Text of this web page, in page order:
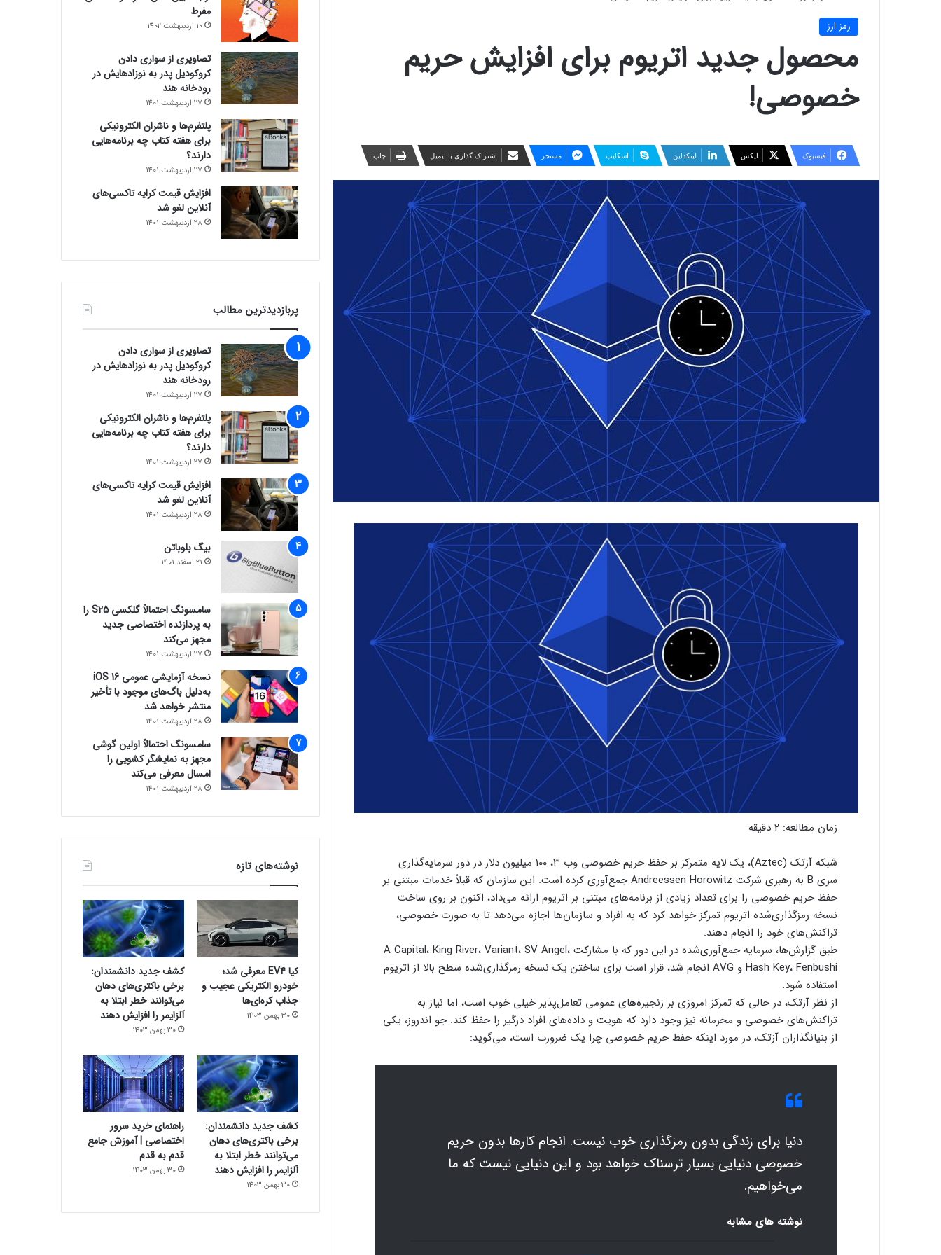
رمز ارز
محصول جدید اتریوم برای افزایش حریم
خصوصی!
فیسبوک ایکس لینکداین اسکایپ مسنجر اشتراک گذاری با ایمیل چاپ
زمان مطالعه: 2 دقیقه
شبکه آزتک (Aztec)، یک لایه متمرکز بر حفظ حریم خصوصی وب ۳، ۱۰۰ میلیون دلار در دور سرمایه‌گذاری
سری B به رهبری شرکت Andreessen Horowitz جمع‌آوری کرده است. این سازمان که قبلاً خدمات مبتنی بر
حفظ حریم خصوصی را برای تعداد زیادی از برنامه‌های مبتنی بر اتریوم ارائه می‌داد، اکنون بر روی ساخت
نسخه رمزگذاری‌شده اتریوم تمرکز خواهد کرد که به افراد و سازمان‌ها اجازه می‌دهد تا به صورت خصوصی،
تراکنش‌های خود را انجام دهند.
طبق گزارش‌ها، سرمایه جمع‌آوری‌شده در این دور که با مشارکت A Capital، King River، Variant، SV Angel،
Hash Key، Fenbushi و AVG انجام شد، قرار است برای ساختن یک نسخه رمزگذاری‌شده سطح بالا از اتریوم
استفاده شود.
از نظر آزتک، در حالی که تمرکز امروزی بر زنجیره‌های عمومی تعامل‌پذیر خیلی خوب است، اما نیاز به
تراکنش‌های خصوصی و محرمانه نیز وجود دارد که هویت و داده‌های افراد درگیر را حفظ کند. جو اندروز، یکی
از بنیانگذاران آزتک، در مورد اینکه حفظ حریم خصوصی چرا یک ضرورت است، می‌گوید:
دنیا برای زندگی بدون رمزگذاری خوب نیست. انجام کارها بدون حریم
خصوصی دنیایی بسیار ترسناک خواهد بود و این دنیایی نیست که ما
می‌خواهیم.
نوشته های مشابه
مفرط
10 اردیبهشت 1402
تصاویری از سواری دادن
کروکودیل پدر به نوزادهایش در
رودخانه هند
27 اردیبهشت 1401
پلتفرم‌ها و ناشران الکترونیکی
برای هفته کتاب چه برنامه‌هایی
دارند؟
27 اردیبهشت 1401
افزایش قیمت کرایه تاکسی‌های
آنلاین لغو شد
28 اردیبهشت 1401
پربازدیدترین مطالب
تصاویری از سواری دادن
کروکودیل پدر به نوزادهایش در
رودخانه هند
27 اردیبهشت 1401
پلتفرم‌ها و ناشران الکترونیکی
برای هفته کتاب چه برنامه‌هایی
دارند؟
27 اردیبهشت 1401
افزایش قیمت کرایه تاکسی‌های
آنلاین لغو شد
28 اردیبهشت 1401
بیگ بلوباتن
21 اسفند 1401
سامسونگ احتمالاً گلکسی S25 را
به پردازنده اختصاصی جدید
مجهز می‌کند
27 اردیبهشت 1401
نسخه آزمایشی عمومی iOS 16
به‌دلیل باگ‌های موجود با تأخیر
منتشر خواهد شد
28 اردیبهشت 1401
سامسونگ احتمالاً اولین گوشی
مجهز به نمایشگر کشویی را
امسال معرفی می‌کند
28 اردیبهشت 1401
نوشته‌های تازه
کیا EV4 معرفی شد؛
خودرو الکتریکی عجیب و
جذاب کره‌ای‌ها
30 بهمن 1403
کشف جدید دانشمندان:
برخی باکتری‌های دهان
می‌توانند خطر ابتلا به
آلزایمر را افزایش دهند
30 بهمن 1403
کشف جدید دانشمندان:
برخی باکتری‌های دهان
می‌توانند خطر ابتلا به
آلزایمر را افزایش دهند
30 بهمن 1403
راهنمای خرید سرور
اختصاصی | آموزش جامع
قدم به قدم
30 بهمن 1403